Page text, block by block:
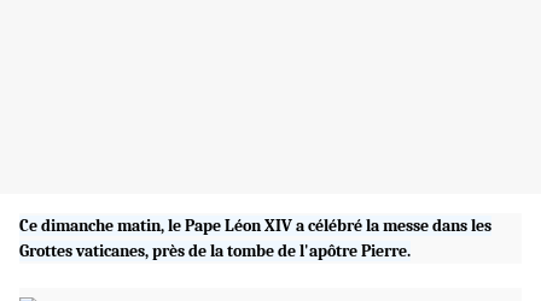
Ce dimanche matin, le Pape Léon XIV a célébré la messe dans les
Grottes vaticanes, près de la tombe de l'apôtre Pierre.